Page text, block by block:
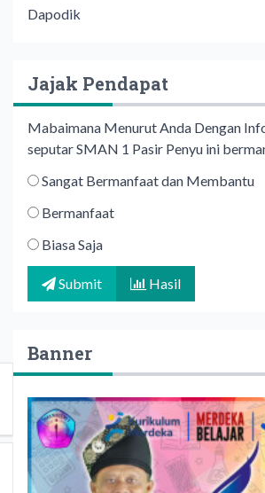
Dapodik
Jajak Pendapat
Mabaimana Menurut Anda Dengan
seputar SMAN 1 Pasir Penyu ini
Sangat Bermanfaat dan Membantu
Bermanfaat
Biasa Saja
Submit Hasil
Banner